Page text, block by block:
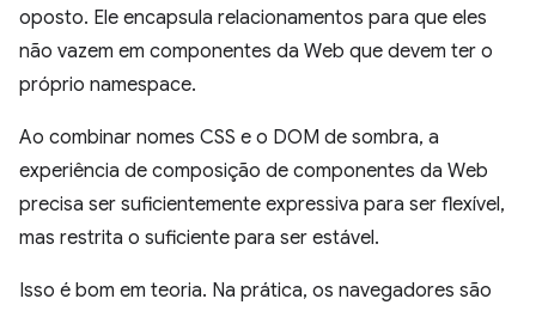
oposto. Ele encapsula relacionamentos para que eles
não vazem em componentes da Web que devem ter o
próprio namespace.
Ao combinar nomes CSS e o DOM de sombra, a
experiência de composição de componentes da Web
precisa ser suficientemente expressiva para ser flexível,
mas restrita o suficiente para ser estável.
Isso é bom em teoria. Na prática, os navegadores são